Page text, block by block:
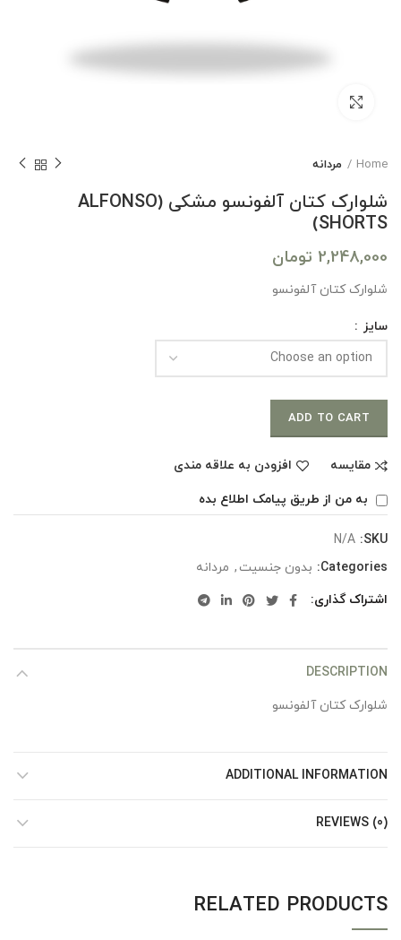
Home مردانه
شلوارک کتان آلفونسو مشکی (ALFONSO
SHORTS)
2,248,000 تومان
شلوارک کتان آلفونسو
سایز
ADD TO CART
مقایسه
افزودن به علاقه مندی
به من از طریق پیامک اطلاع بده
SKU:
N/A
Categories: بدون جنسیت , مردانه
اشتراک گذاری
DESCRIPTION
شلوارک کتان آلفونسو
ADDITIONAL INFORMATION
REVIEWS (0)
RELATED PRODUCTS